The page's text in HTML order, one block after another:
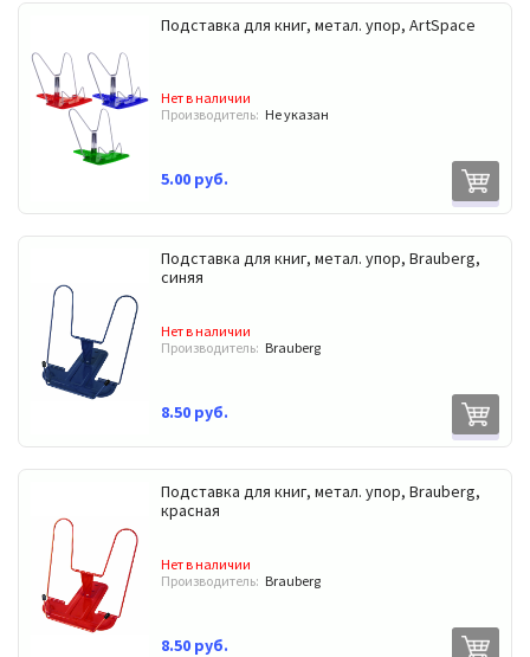
Подставка для книг, метал. упор, ArtSpace
Нет в наличии
Производитель: Не указан
5.00 руб.
Подставка для книг, метал. упор, Brauberg,
синяя
Нет в наличии
Производитель: Brauberg
8.50 руб.
Подставка для книг, метал. упор, Brauberg,
красная
Нет в наличии
Производитель: Brauberg
8.50 руб.